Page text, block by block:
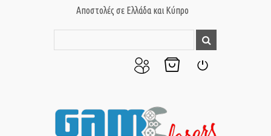
Αποστολές σε Ελλάδα και Κύπρο
μου